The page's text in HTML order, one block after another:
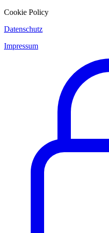
Cookie Policy
Datenschutz
Impressum